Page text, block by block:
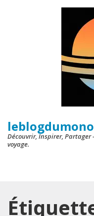
Découvrir, Inspirer, Partager
voyage.